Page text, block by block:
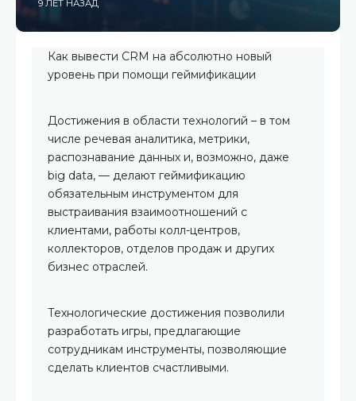
9 ЛЕТ НАЗАД
Как вывести CRM на абсолютно новый
уровень при помощи геймификации
Достижения в области технологий – в том
числе речевая аналитика, метрики,
распознавание данных и, возможно, даже
big data, — делают геймификацию
обязательным инструментом для
выстраивания взаимоотношений с
клиентами, работы колл-центров,
коллекторов, отделов продаж и других
бизнес отраслей.
Технологические достижения позволили
разработать игры, предлагающие
сотрудникам инструменты, позволяющие
сделать клиентов счастливыми.